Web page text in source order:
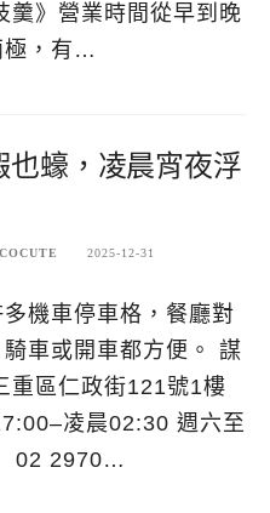
羹》營業時間從早到晚
極，有…
也蠔，凌晨宵夜浮
2025-12-31
多機車停車格，餐廳對
車或開車都方便。 謀
重區仁政街121號1樓
凌晨02:30 週六至
02 2970…